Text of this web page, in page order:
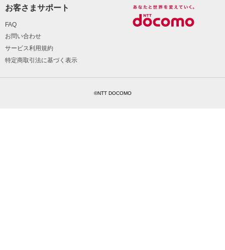
お客さまサポート
FAQ
お問い合わせ
サービス利用規約
特定商取引法に基づく表示
©NTT DOCOMO